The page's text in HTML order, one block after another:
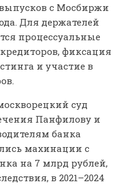
с Мосбиржи
Для держателей
процессуальные
фиксация
и участие в
суд
Панфилову и
банка
махинации с
на 7 млрд рублей,
в 2021–2024